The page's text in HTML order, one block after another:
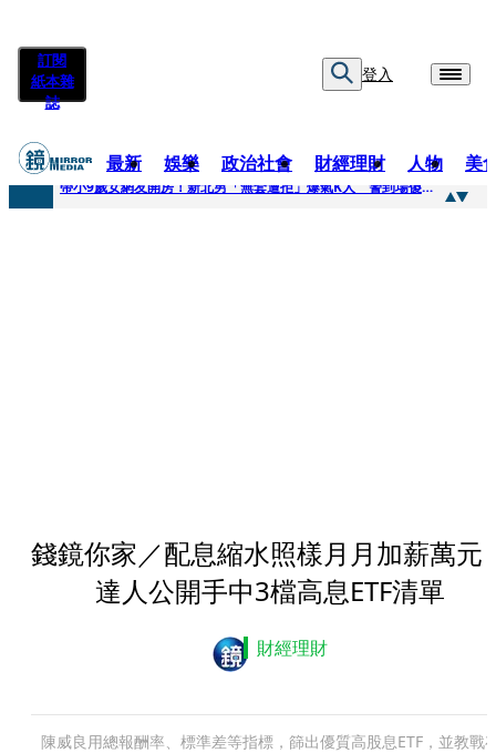
訂閱
紙本雜
誌
登入
最新 娛樂 政治社會 財經理財 人物 美
快訊
帶小9歲女網友開房！新北男「無套遭拒」爆氣K人 警到場傻眼搜到手銬、改造槍
錢鏡你家／配息縮水照樣月月加薪萬
達人公開手中3檔高息ETF清單
財經理財
陳威良用總報酬率、標準差等指標，篩出優質高股息ETF，並教戰